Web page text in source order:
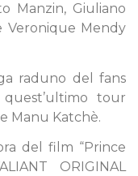
Manzin, Giuliano
Veronique Mendy
raduno del fans
tour
Manu Katchè.
del film “Prince
ORIGINAL